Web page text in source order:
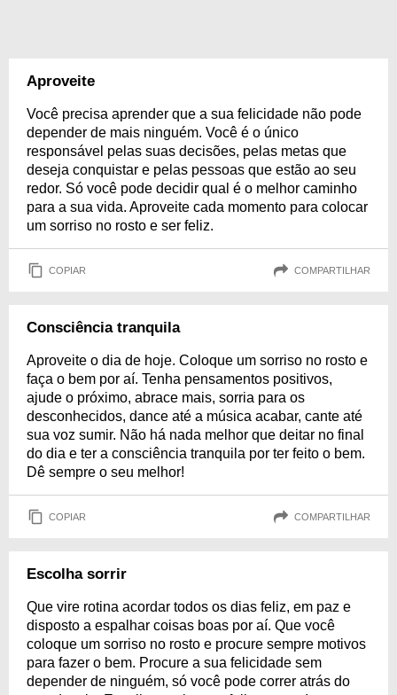
Aproveite
Você precisa aprender que a sua felicidade não pode
depender de mais ninguém. Você é o único
responsável pelas suas decisões, pelas metas que
deseja conquistar e pelas pessoas que estão ao seu
redor. Só você pode decidir qual é o melhor caminho
para a sua vida. Aproveite cada momento para colocar
um sorriso no rosto e ser feliz.
COPIAR COMPARTILHAR
Consciência tranquila
Aproveite o dia de hoje. Coloque um sorriso no rosto e
faça o bem por aí. Tenha pensamentos positivos,
ajude o próximo, abrace mais, sorria para os
desconhecidos, dance até a música acabar, cante até
sua voz sumir. Não há nada melhor que deitar no final
do dia e ter a consciência tranquila por ter feito o bem.
Dê sempre o seu melhor!
COPIAR COMPARTILHAR
Escolha sorrir
Que vire rotina acordar todos os dias feliz, em paz e
disposto a espalhar coisas boas por aí. Que você
coloque um sorriso no rosto e procure sempre motivos
para fazer o bem. Procure a sua felicidade sem
depender de ninguém, só você pode correr atrás do